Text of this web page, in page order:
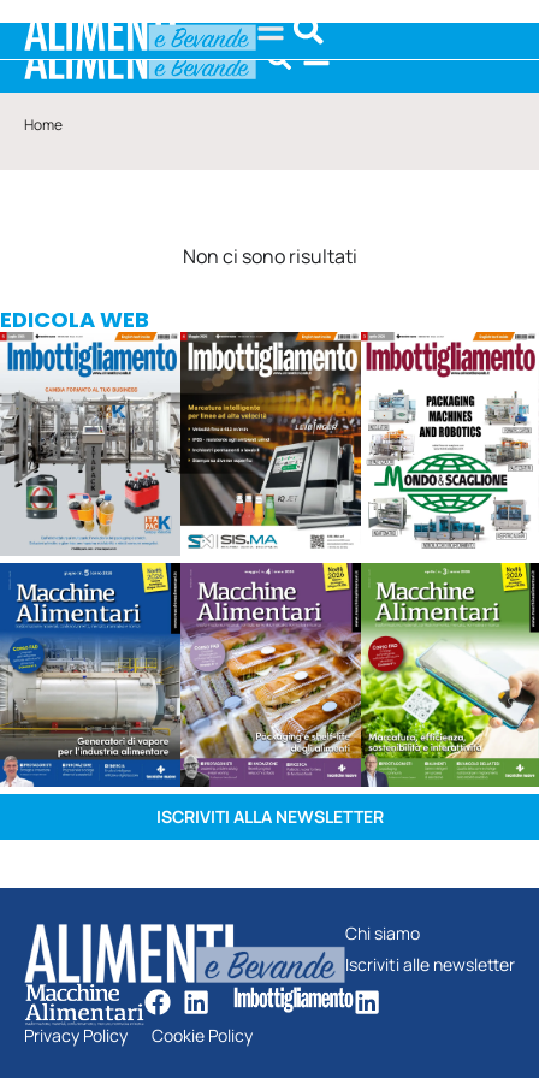
Home
Non ci sono risultati
EDICOLA WEB
ISCRIVITI ALLA NEWSLETTER
Chi siamo
Iscriviti alle newsletter
Privacy Policy Cookie Policy